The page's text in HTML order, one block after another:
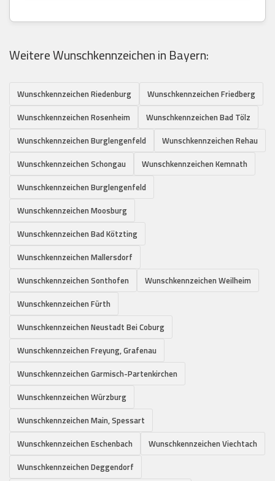
Weitere Wunschkennzeichen in Bayern:
Wunschkennzeichen Riedenburg
Wunschkennzeichen Friedberg
Wunschkennzeichen Rosenheim
Wunschkennzeichen Bad Tölz
Wunschkennzeichen Burglengenfeld
Wunschkennzeichen Rehau
Wunschkennzeichen Schongau
Wunschkennzeichen Kemnath
Wunschkennzeichen Burglengenfeld
Wunschkennzeichen Moosburg
Wunschkennzeichen Bad Kötzting
Wunschkennzeichen Mallersdorf
Wunschkennzeichen Sonthofen
Wunschkennzeichen Weilheim
Wunschkennzeichen Fürth
Wunschkennzeichen Neustadt Bei Coburg
Wunschkennzeichen Freyung, Grafenau
Wunschkennzeichen Garmisch-Partenkirchen
Wunschkennzeichen Würzburg
Wunschkennzeichen Main, Spessart
Wunschkennzeichen Eschenbach
Wunschkennzeichen Viechtach
Wunschkennzeichen Deggendorf